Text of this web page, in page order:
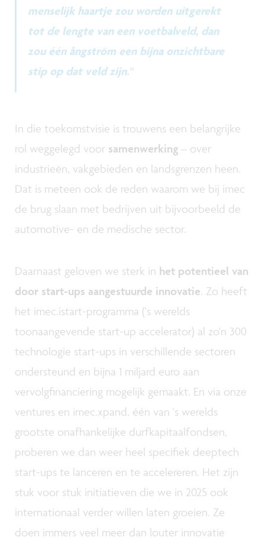
menselijk haartje zou worden uitgerekt
tot de lengte van een voetbalveld, dan
zou één ångström een bijna onzichtbare
stip op dat veld zijn."
In die toekomstvisie is trouwens een belangrijke
rol weggelegd voor samenwerking – over
industrieën, vakgebieden en landsgrenzen heen.
Dat is meteen ook de reden waarom we bij imec
de brug slaan met bedrijven uit bijvoorbeeld de
automotive- en de medische sector.
Daarnaast geloven we sterk in het potentieel van
door start-ups aangestuurde innovatie. Zo heeft
het imec.istart-programma ('s werelds
toonaangevende start-up accelerator) al zo'n 300
technologie start-ups in verschillende sectoren
ondersteund en bijna 1 miljard euro aan
vervolgfinanciering mogelijk gemaakt. En via onze
ventures en imec.xpand, één van 's werelds
grootste onafhankelijke durfkapitaalfondsen,
proberen we dan weer heel specifiek deeptech
start-ups te lanceren en te accelereren. Het zijn
stuk voor stuk initiatieven die we in 2025 ook
internationaal verder willen laten groeien. Ze
doen immers veel meer dan louter innovatie